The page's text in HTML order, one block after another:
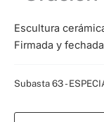
Escultura
Firmada y
Subasta 63 -